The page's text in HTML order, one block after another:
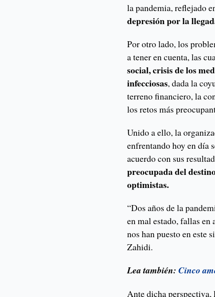
la pandemia, reflejado
depresión por la
Por otro lado, los
a tener en cuenta, las
social, crisis de los
infecciosas, dada la
terreno financiero, la
los retos más
Unido a ello, la
enfrentando hoy en día
acuerdo con sus
preocupada del
optimistas.
“Dos años de la
en mal estado, fallas
nos han puesto en este
Zahidi.
Lea también:Cinco
Ante dicha perspectiva,